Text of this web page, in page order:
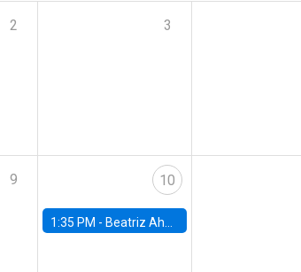
2 3
9 10
1:35 PM - Beatriz Ahumada, PhD candidate, Universidad de Pittsburgh